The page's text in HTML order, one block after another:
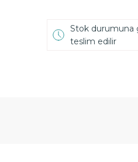
Stok durumuna
teslim edilir